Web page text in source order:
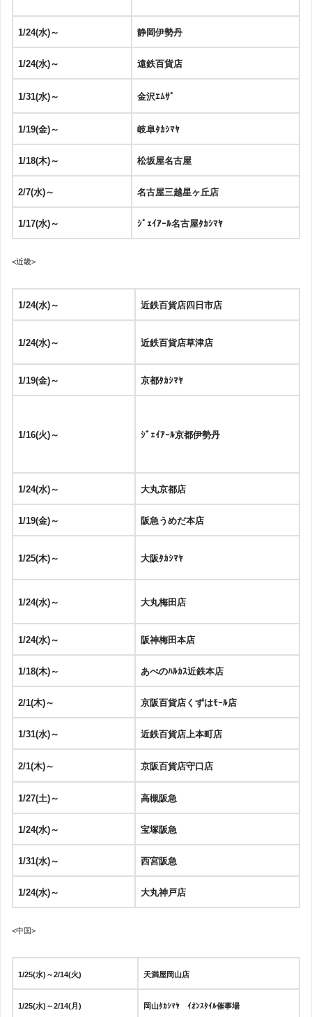
1/24(水)～ 静岡伊勢丹
1/24(水)～ 遠鉄百貨店
1/31(水)～ 金沢ｴﾑｻﾞ
1/19(金)～ 岐阜ﾀｶｼﾏﾔ
1/18(木)～ 松坂屋名古屋
2/7(水)～ 名古屋三越星ヶ丘店
1/17(水)～ ｼﾞｪｲｱｰﾙ名古屋ﾀｶｼﾏﾔ
<近畿>
1/24(水)～ 近鉄百貨店四日市店
1/24(水)～ 近鉄百貨店草津店
1/19(金)～ 京都ﾀｶｼﾏﾔ
1/16(火)～ ｼﾞｪｲｱｰﾙ京都伊勢丹
1/24(水)～ 大丸京都店
1/19(金)～ 阪急うめだ本店
1/25(木)～ 大阪ﾀｶｼﾏﾔ
1/24(水)～ 大丸梅田店
1/24(水)～ 阪神梅田本店
1/18(木)～ あべのﾊﾙｶｽ近鉄本店
2/1(木)～ 京阪百貨店くずはﾓｰﾙ店
1/31(水)～ 近鉄百貨店上本町店
2/1(木)～ 京阪百貨店守口店
1/27(土)～ 高槻阪急
1/24(水)～ 宝塚阪急
1/31(水)～ 西宮阪急
1/24(水)～ 大丸神戸店
<中国>
1/25(水)～2/14(火) 天満屋岡山店
1/25(水)～2/14(月) 岡山ﾀｶｼﾏﾔ ｲｵﾝｽﾀｲﾙ催事場